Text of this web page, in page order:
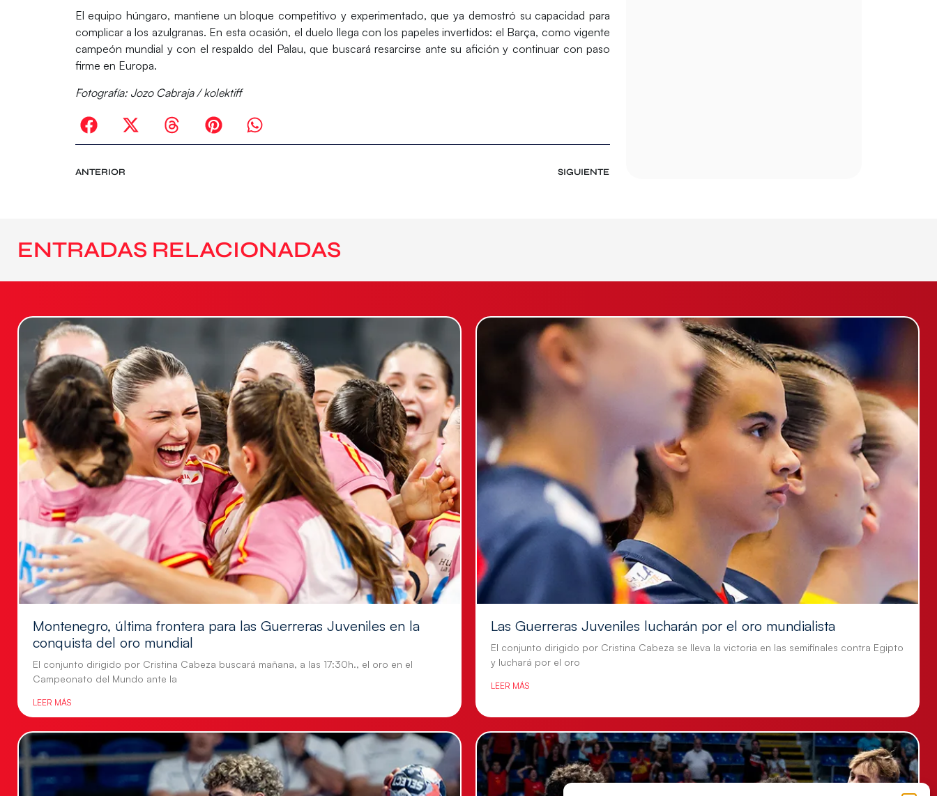
El equipo húngaro, mantiene un bloque competitivo y experimentado, que ya demostró su capacidad para
complicar a los azulgranas. En esta ocasión, el duelo llega con los papeles invertidos: el Barça, como vigente
campeón mundial y con el respaldo del Palau, que buscará resarcirse ante su afición y continuar con paso
firme en Europa.
Fotografía: Jozo Cabraja / kolektiff
ANTERIOR SIGUIENTE
ENTRADAS RELACIONADAS
Montenegro, última frontera para las Guerreras Juveniles en la
conquista del oro mundial
El conjunto dirigido por Cristina Cabeza buscará mañana, a las 17:30h., el oro en el
Campeonato del Mundo ante la
LEER MÁS
Las Guerreras Juveniles lucharán por el oro mundialista
El conjunto dirigido por Cristina Cabeza se lleva la victoria en las semifinales contra Egipto
y luchará por el oro
LEER MÁS